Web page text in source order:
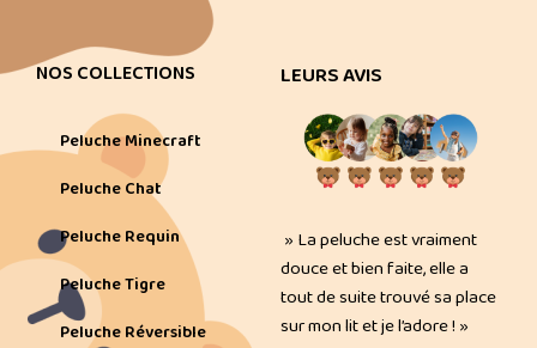
NOS COLLECTIONS
Peluche Minecraft
Peluche Chat
Peluche Requin
Peluche Tigre
Peluche Réversible
LEURS AVIS
» La peluche est vraiment
douce et bien faite, elle a
tout de suite trouvé sa place
sur mon lit et je l’adore ! »